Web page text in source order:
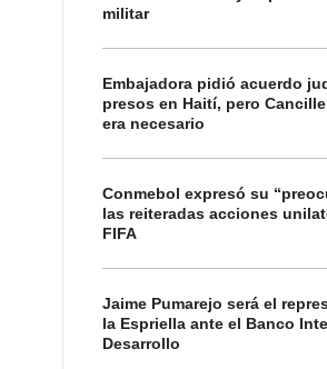
militar
Embajadora pidió acuerdo
presos en Haití, pero
era necesario
Conmebol expresó su
las reiteradas acciones
FIFA
Jaime Pumarejo será el
la Espriella ante el Banco
Desarrollo